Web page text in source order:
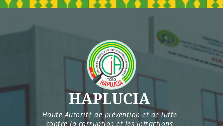
Skip
content
HAPLUCIA
Haute Autorité de prévention et de lutte
contre la corruption et les infractions